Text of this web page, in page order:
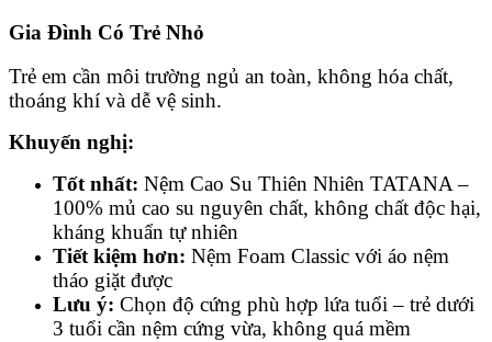
Gia Đình Có Trẻ Nhỏ
Trẻ em cần môi trường ngủ an toàn, không hóa chất,
thoáng khí và dễ vệ sinh.
Khuyến nghị:
Tốt nhất: Nệm Cao Su Thiên Nhiên TATANA –
100% mủ cao su nguyên chất, không chất độc hại,
kháng khuẩn tự nhiên
Tiết kiệm hơn: Nệm Foam Classic với áo nệm
tháo giặt được
Lưu ý: Chọn độ cứng phù hợp lứa tuổi – trẻ dưới
3 tuổi cần nệm cứng vừa, không quá mềm